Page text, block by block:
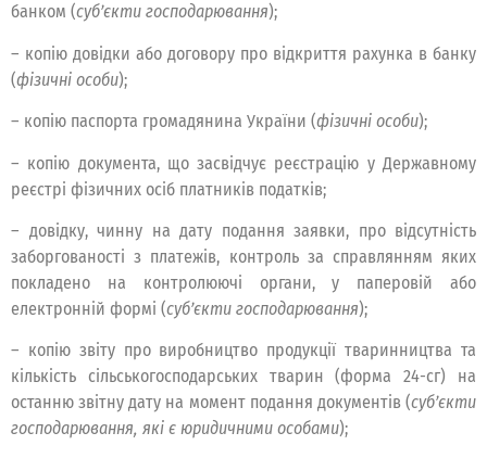
банком (суб’єкти господарювання);
– копію довідки або договору про відкриття рахунка в банку
(фізичні особи);
– копію паспорта громадянина України (фізичні особи);
– копію документа, що засвідчує реєстрацію у Державному
реєстрі фізичних осіб платників податків;
– довідку, чинну на дату подання заявки, про відсутність
заборгованості з платежів, контроль за справлянням яких
покладено на контролюючі органи, у паперовій або
електронній формі (суб’єкти господарювання);
– копію звіту про виробництво продукції тваринництва та
кількість сільськогосподарських тварин (форма 24-сг) на
останню звітну дату на момент подання документів (суб’єкти
господарювання, які є юридичними особами);